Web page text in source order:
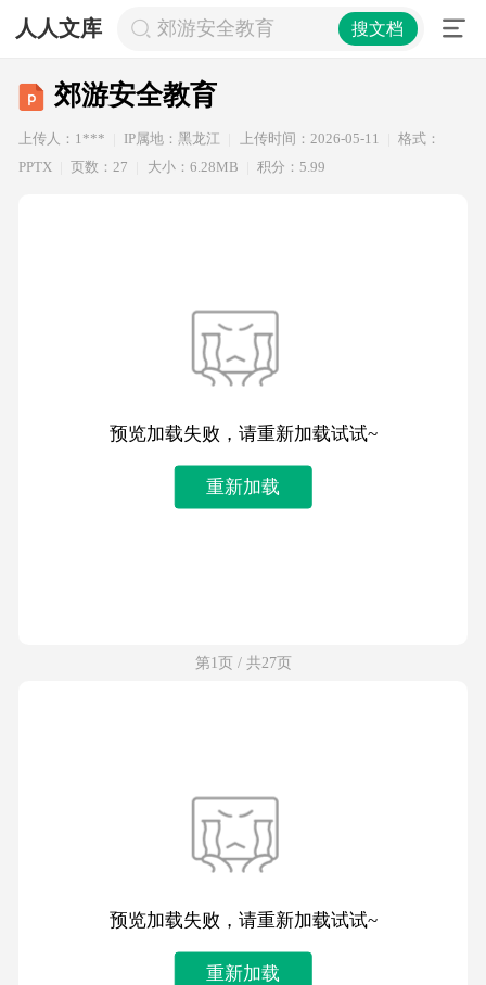
人人文库 郊游安全教育 搜文档
郊游安全教育
上传人：1*** IP属地：黑龙江 上传时间：2026-05-11
格式：
PPTX
页数：27 大小：6.28MB 积分：5.99
预览加载失败，请重新加载试试~
重新加载
第1页 / 共27页
预览加载失败，请重新加载试试~
重新加载